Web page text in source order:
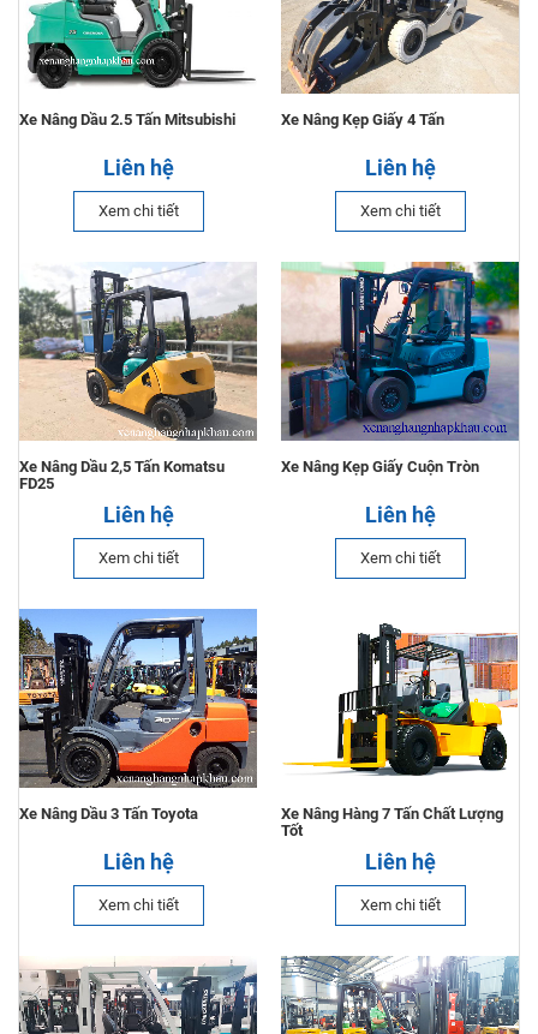
Xe Nâng Dầu 2.5 Tấn Mitsubishi
Liên hệ
Xem chi tiết
Xe Nâng Kẹp Giấy 4 Tấn
Liên hệ
Xem chi tiết
Xe Nâng Dầu 2,5 Tấn Komatsu
FD25
Liên hệ
Xem chi tiết
Xe Nâng Kẹp Giấy Cuộn Tròn
Liên hệ
Xem chi tiết
Xe Nâng Dầu 3 Tấn Toyota
Liên hệ
Xem chi tiết
Xe Nâng Hàng 7 Tấn Chất Lượng
Tốt
Liên hệ
Xem chi tiết